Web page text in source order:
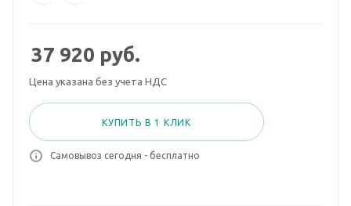
37 920 руб.
Цена указана без учета НДС
КУПИТЬ В 1 КЛИК
Самовывоз сегодня - бесплатно